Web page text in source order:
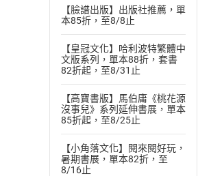
【臉譜出版】出版社推薦，單
本85折，至8/8止
【皇冠文化】哈利波特繁體中
文版系列，單本88折，套書
82折起，至8/31止
【高寶書版】馬伯庸《桃花源
沒事兒》系列延伸書展，單本
85折起，至8/25止
【小角落文化】閱來閱好玩，
暑期書展，單本82折，至
8/16止